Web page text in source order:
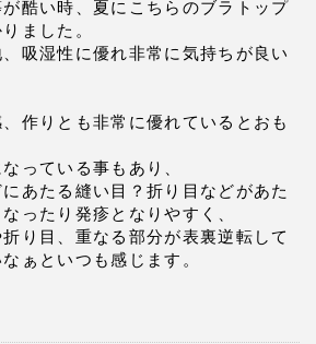
酷い時、夏にこちらのブラトップ
ました。
吸湿性に優れ非常に気持ちが良い
作りとも非常に優れているとおも
っている事もあり、
あたる縫い目？折り目などがあた
ったり発疹となりやすく、
り目、重なる部分が表裏逆転して
ぁといつも感じます。